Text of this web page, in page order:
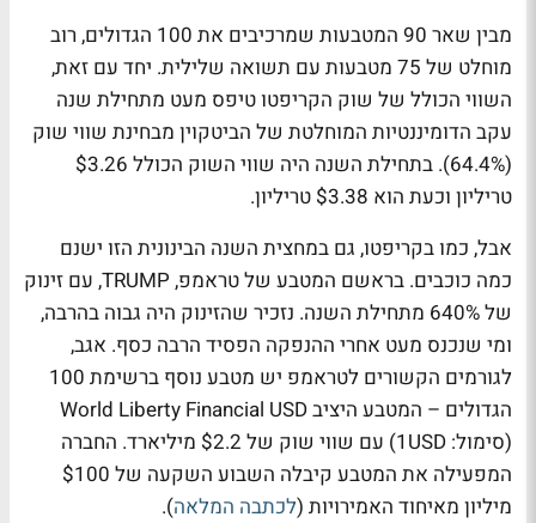
מבין שאר 90 המטבעות שמרכיבים את 100 הגדולים, רוב
מוחלט של 75 מטבעות עם תשואה שלילית. יחד עם זאת,
השווי הכולל של שוק הקריפטו טיפס מעט מתחילת שנה
עקב הדומיננטיות המוחלטת של הביטקוין מבחינת שווי שוק
(64.4%). בתחילת השנה היה שווי השוק הכולל $3.26
טריליון וכעת הוא $3.38 טריליון.
אבל, כמו בקריפטו, גם במחצית השנה הבינונית הזו ישנם
כמה כוכבים. בראשם המטבע של טראמפ, TRUMP, עם זינוק
של 640% מתחילת השנה. נזכיר שהזינוק היה גבוה בהרבה,
ומי שנכנס מעט אחרי ההנפקה הפסיד הרבה כסף. אגב,
לגורמים הקשורים לטראמפ יש מטבע נוסף ברשימת 100
הגדולים – המטבע היציב World Liberty Financial USD
(סימול: 1USD) עם שווי שוק של $2.2 מיליארד. החברה
המפעילה את המטבע קיבלה השבוע השקעה של $100
מיליון מאיחוד האמירויות (לכתבה המלאה).